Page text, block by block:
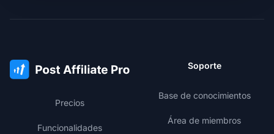
Precios
Funcionalidades
Soporte
Base de conocimientos
Área de miembros